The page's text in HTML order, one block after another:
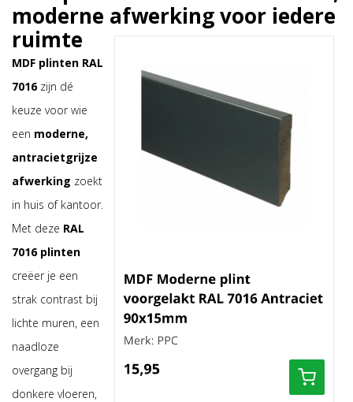
moderne afwerking voor iedere
ruimte
MDF plinten RAL
7016zijn dé
keuze voor wie
een moderne,
antracietgrijze
afwerking zoekt
in huis of kantoor.
Met deze RAL
7016 plinten
creëer je een
strak contrast bij
lichte muren, een
naadloze
overgang bij
donkere vloeren,